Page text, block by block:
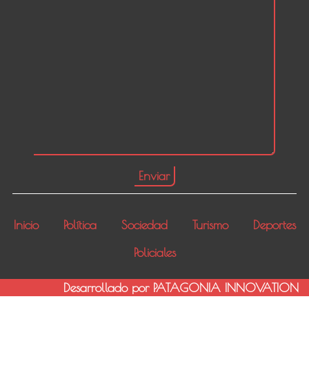
Inicio Política Sociedad Turismo
Deportes
Policiales
Desarrollado por PATAGONIA INNOVATION